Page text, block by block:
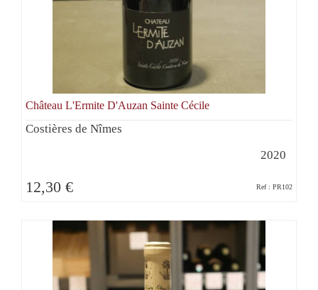
Château L'Ermite D'Auzan Sainte Cécile
Costières de Nîmes
2020
12,30 € Ref : PR102